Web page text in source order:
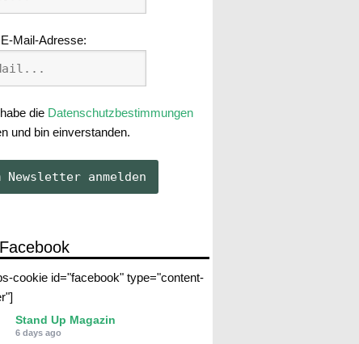
Mail-Adresse:
die Datenschutzbestimmungen
und bin einverstanden.
cookie id="facebook" type="content-
Stand Up Magazin
6 days ago